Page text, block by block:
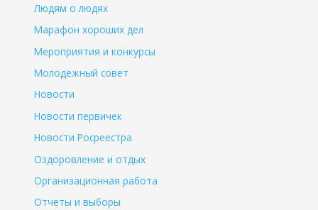
Людям о людях
Марафон хороших дел
Мероприятия и конкурсы
Молодежный совет
Новости
Новости первичек
Новости Росреестра
Оздоровление и отдых
Организационная работа
Отчеты и выборы